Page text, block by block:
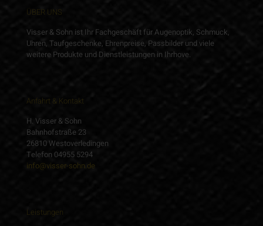
ÜBER UNS
Visser & Sohn ist Ihr Fachgeschäft für Augenoptik, Schmuck,
Uhren, Taufgeschenke, Ehrenpreise, Passbilder und viele
weitere Produkte und Dienstleistungen in Ihrhove.
Anfahrt & Kontakt
H. Visser & Sohn
Bahnhofstraße 23
26810 Westoverledingen
Telefon 04955 5294
info@visser-sohn.de
Leistungen